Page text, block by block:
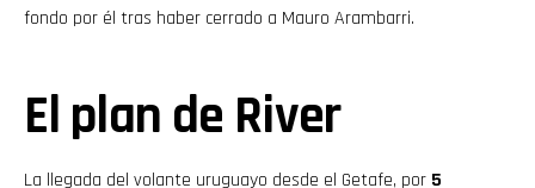
fondo por él tras haber cerrado a Mauro Arambarri.
El plan de River
La llegada del volante uruguayo desde el Getafe, por 5